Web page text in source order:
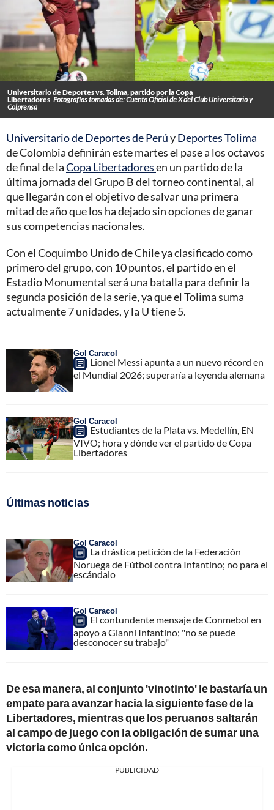
Universitario de Deportes vs. Tolima, partido por la Copa
Libertadores Fotografías tomadas de: Cuenta Oficial de X del Club Universitario y
Colprensa
Universitario de Deportes de PerúyDeportes Tolima
de Colombia definirán este martes el pase a los octavos
de final de laCopa Libertadoresen un partido de la
última jornada del Grupo B del torneo continental, al
que llegarán con el objetivo de salvar una primera
mitad de año que los ha dejado sin opciones de ganar
sus competencias nacionales.
Con el Coquimbo Unido de Chile ya clasificado como
primero del grupo, con 10 puntos, el partido en el
Estadio Monumental será una batalla para definir la
segunda posición de la serie, ya que el Tolima suma
actualmente 7 unidades, y la U tiene 5.
Gol Caracol
Lionel Messi apunta a un nuevo récord en
el Mundial 2026; superaría a leyenda alemana
Gol Caracol
Estudiantes de la Plata vs. Medellín, EN
VIVO; hora y dónde ver el partido de Copa
Libertadores
Últimas noticias
Gol Caracol
La drástica petición de la Federación
Noruega de Fútbol contra Infantino; no para el
escándalo
Gol Caracol
El contundente mensaje de Conmebol en
apoyo a Gianni Infantino; "no se puede
desconocer su trabajo"
De esa manera, al conjunto 'vinotinto' le bastaría un
empate para avanzar hacia la siguiente fase de la
Libertadores, mientras que los peruanos saltarán
al campo de juego con la obligación de sumar una
victoria como única opción.
PUBLICIDAD